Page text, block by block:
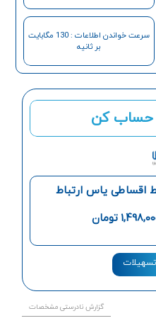
حساب کن
اقساطی یاس ارتباط
تومان
گزارش نادرستی مشخصات
سرعت خواندن اطلاعات : 130 مگابایت
بر ثانیه